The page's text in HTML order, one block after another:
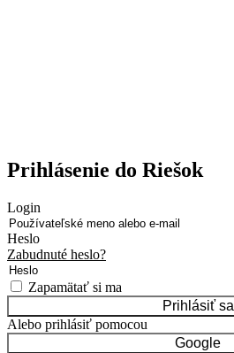
Prihlásenie do Riešok
Login
Heslo
Zabudnuté heslo?
Zapamätať si ma
Prihlásiť sa
Alebo prihlásiť pomocou
Google